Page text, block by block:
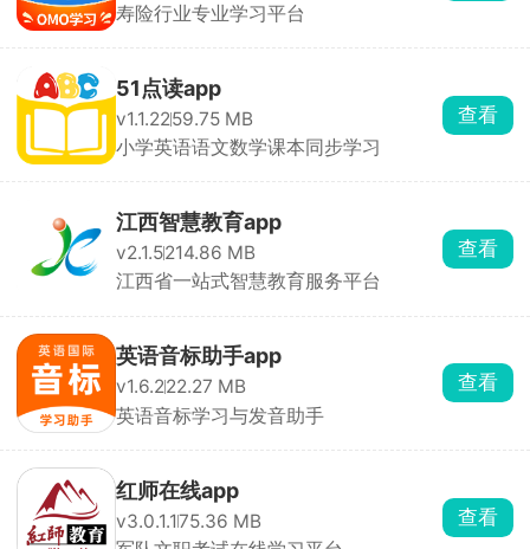
寿险行业专业学习平台
51点读app
v1.1.2259.75 MB
小学英语语文数学课本同步学习
查看
江西智慧教育app
v2.1.5214.86 MB
江西省一站式智慧教育服务平台
查看
英语音标助手app
v1.6.222.27 MB
英语音标学习与发音助手
查看
红师在线app
v3.0.1.175.36 MB
查看